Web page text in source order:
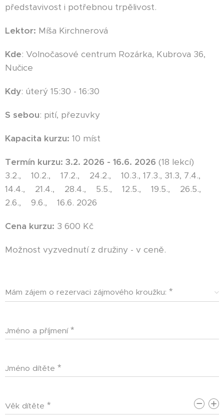
představivost i potřebnou trpělivost.
Lektor: Míša Kirchnerová
Kde: Volnočasové centrum Rozárka, Kubrova 36,
Nučice
Kdy: úterý 15:30 - 16:30
S sebou: pití, přezuvky
Kapacita kurzu: 10 míst
Termín kurzu: 3.2. 2026 - 16.6. 2026 (18 lekcí)
3.2., 10.2., 17.2., 24.2., 10.3., 17.3., 31.3, 7.4.,
14.4., 21.4., 28.4., 5.5., 12.5., 19.5., 26.5.,
2.6., 9.6., 16.6. 2026
Cena kurzu: 3 600 Kč
Možnost vyzvednutí z družiny - v ceně.
Mám zájem o rezervaci zájmového kroužku:
Jméno a příjmení
Jméno dítěte
Věk dítěte